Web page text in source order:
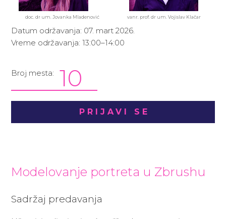
doc. dr um. Jovanka Mladenović vanr. prof. dr um. Vojislav Klačar
Datum održavanja: 07. mart 2026.
Vreme održavanja: 13:00–14:00
Broj mesta: 10
PRIJAVI SE
Modelovanje portreta u Zbrushu
Sadržaj predavanja